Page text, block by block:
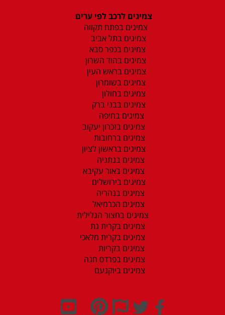
צמיגים לרכב לפי ערים
צמיגים בפתח תקווה
צמיגים בתל אביב
צמיגים בכפר סבא
צמיגים בהוד השרון
צמיגים בראש העין
צמיגים בשומרון
צמיגים בחולון
צמיגים בבני ברק
צמיגים בחיפה
צמיגים בזכרון יעקוב
צמיגים ברחובות
צמיגים בראשון לציון
צמיגים בנתניה
צמיגים באור עקיבא
צמיגים בירושלים
צמיגים בנהריה
צמיגים הכרמיאל
צמיגים בחצור הגלילית
צמיגים בקרית גת
צמיגים בקרית מלאכי
צמיגים בקריות
צמיגים בפרדס חנה
צמיגים ביוקנעם